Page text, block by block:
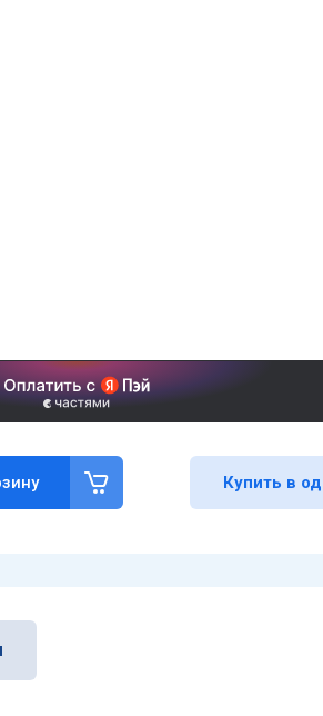
Купить в